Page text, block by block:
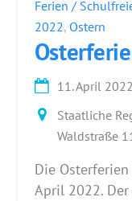
Ferien /
2022, Ostern
11. April 2022
Staatliche
Waldstraße
Die
April 2022.